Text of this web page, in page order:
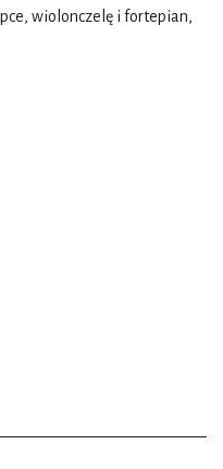
wiolonczelę i fortepian,